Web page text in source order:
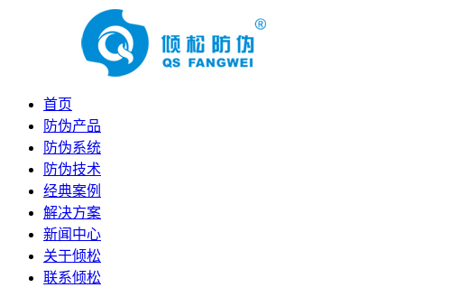
首页
防伪产品
防伪系统
防伪技术
经典案例
解决方案
新闻中心
关于倾松
联系倾松